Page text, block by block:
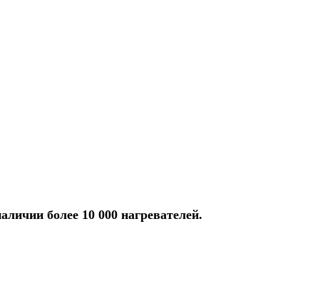
более 10 000 нагревателей.